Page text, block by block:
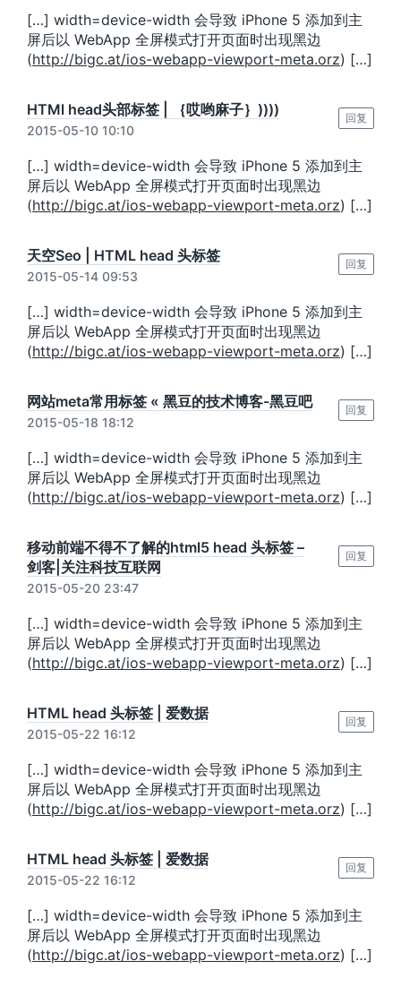
[…] width=device-width 会导致 iPhone 5 添加到主
屏后以 WebApp 全屏模式打开页面时出现黑边
(http://bigc.at/ios-webapp-viewport-meta.orz) […]
HTMl head头部标签 | ｛哎哟麻子｝))))
2015-05-10 10:10
[…] width=device-width 会导致 iPhone 5 添加到主
屏后以 WebApp 全屏模式打开页面时出现黑边
(http://bigc.at/ios-webapp-viewport-meta.orz) […]
回复
天空Seo | HTML head 头标签
2015-05-14 09:53
[…] width=device-width 会导致 iPhone 5 添加到主
屏后以 WebApp 全屏模式打开页面时出现黑边
(http://bigc.at/ios-webapp-viewport-meta.orz) […]
回复
网站meta常用标签 « 黑豆的技术博客-黑豆吧
2015-05-18 18:12
[…] width=device-width 会导致 iPhone 5 添加到主
屏后以 WebApp 全屏模式打开页面时出现黑边
(http://bigc.at/ios-webapp-viewport-meta.orz) […]
回复
移动前端不得不了解的html5 head 头标签 –
剑客|关注科技互联网
2015-05-20 23:47
[…] width=device-width 会导致 iPhone 5 添加到主
屏后以 WebApp 全屏模式打开页面时出现黑边
(http://bigc.at/ios-webapp-viewport-meta.orz) […]
回复
HTML head 头标签 | 爱数据
2015-05-22 16:12
[…] width=device-width 会导致 iPhone 5 添加到主
屏后以 WebApp 全屏模式打开页面时出现黑边
(http://bigc.at/ios-webapp-viewport-meta.orz) […]
回复
HTML head 头标签 | 爱数据
2015-05-22 16:12
[…] width=device-width 会导致 iPhone 5 添加到主
屏后以 WebApp 全屏模式打开页面时出现黑边
(http://bigc.at/ios-webapp-viewport-meta.orz) […]
回复